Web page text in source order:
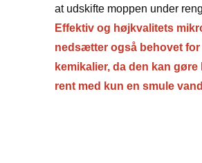
at udskifte moppen under
Effektiv og højkvalitets
nedsætter også behovet for
kemikalier, da den kan
rent med kun en smule